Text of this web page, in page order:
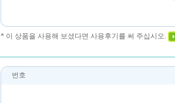
* 이 상품을 사용해 보셨다면 사용후기를 써 주십시오.
번호